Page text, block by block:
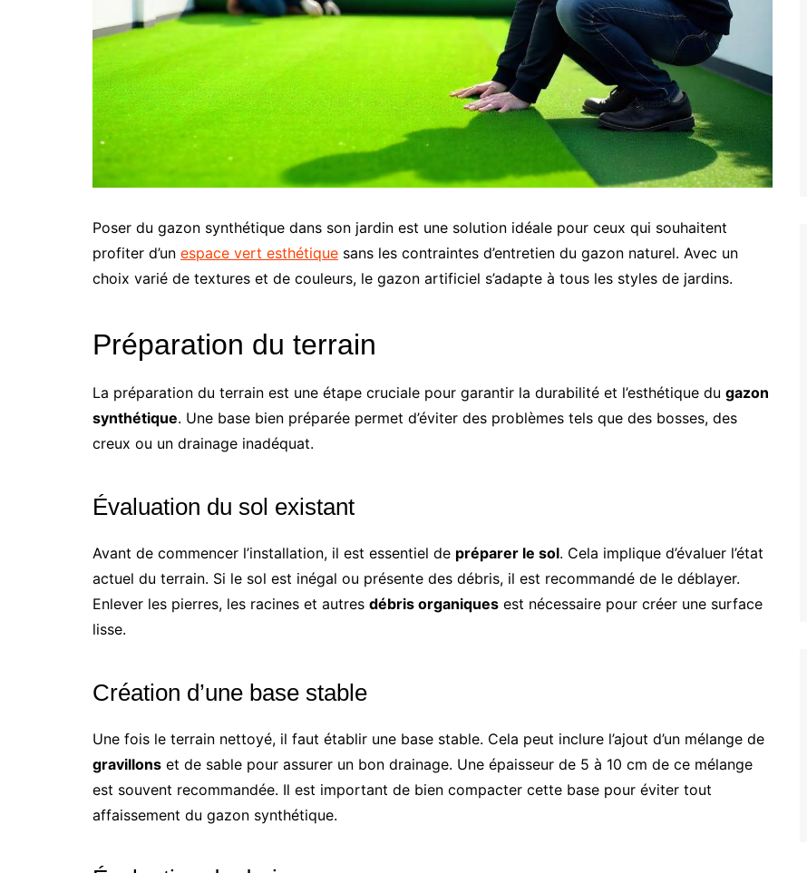
Poser du gazon synthétique dans son jardin est une solution idéale pour ceux qui souhaitent
profiter d’un espace vert esthétique sans les contraintes d’entretien du gazon naturel. Avec un
choix varié de textures et de couleurs, le gazon artificiel s’adapte à tous les styles de jardins.
Préparation du terrain
La préparation du terrain est une étape cruciale pour garantir la durabilité et l’esthétique du gazon
synthétique. Une base bien préparée permet d’éviter des problèmes tels que des bosses, des
creux ou un drainage inadéquat.
Évaluation du sol existant
Avant de commencer l’installation, il est essentiel de préparer le sol. Cela implique d’évaluer l’état
actuel du terrain. Si le sol est inégal ou présente des débris, il est recommandé de le déblayer.
Enlever les pierres, les racines et autres débris organiques est nécessaire pour créer une surface
lisse.
Création d’une base stable
Une fois le terrain nettoyé, il faut établir une base stable. Cela peut inclure l’ajout d’un mélange de
gravillons et de sable pour assurer un bon drainage. Une épaisseur de 5 à 10 cm de ce mélange
est souvent recommandée. Il est important de bien compacter cette base pour éviter tout
affaissement du gazon synthétique.